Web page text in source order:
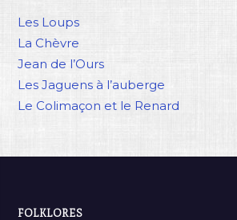
Les Loups
La Chèvre
Jean de l’Ours
Les Jaguens à l’auberge
Le Colimaçon et le Renard
FOLKLORES